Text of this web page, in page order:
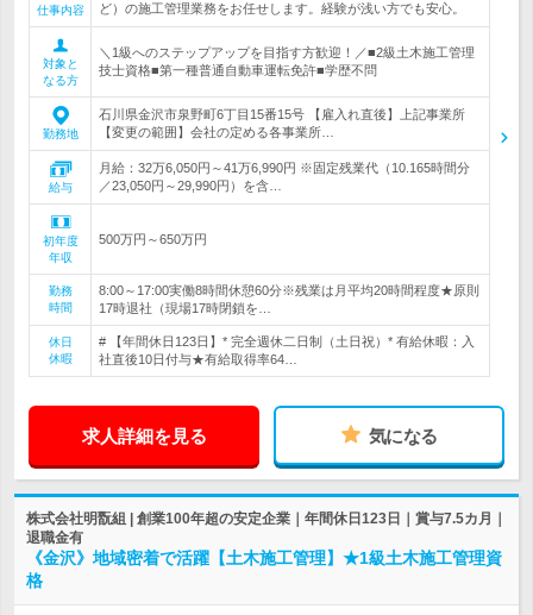
仕事内容
ど）の施工管理業務をお任せします。経験が浅い方でも安心。
対象と
なる方
＼1級へのステップアップを目指す方歓迎！／■2級土木施工管理
技士資格■第一種普通自動車運転免許■学歴不問
勤務地
石川県金沢市泉野町6丁目15番15号 【雇入れ直後】上記事業所
【変更の範囲】会社の定める各事業所…
給与
月給：32万6,050円～41万6,990円 ※固定残業代（10.165時間分
／23,050円～29,990円）を含…
初年度
年収
500万円～650万円
勤務
時間
8:00～17:00実働8時間休憩60分※残業は月平均20時間程度★原則
17時退社（現場17時閉鎖を…
休日
休暇
# 【年間休日123日】* 完全週休二日制（土日祝）* 有給休暇：入
社直後10日付与★有給取得率64…
求人詳細を見る 気になる
株式会社明翫組 | 創業100年超の安定企業｜年間休日123日｜賞与7.5カ月｜
退職金有
《金沢》地域密着で活躍【土木施工管理】★1級土木施工管理資
格